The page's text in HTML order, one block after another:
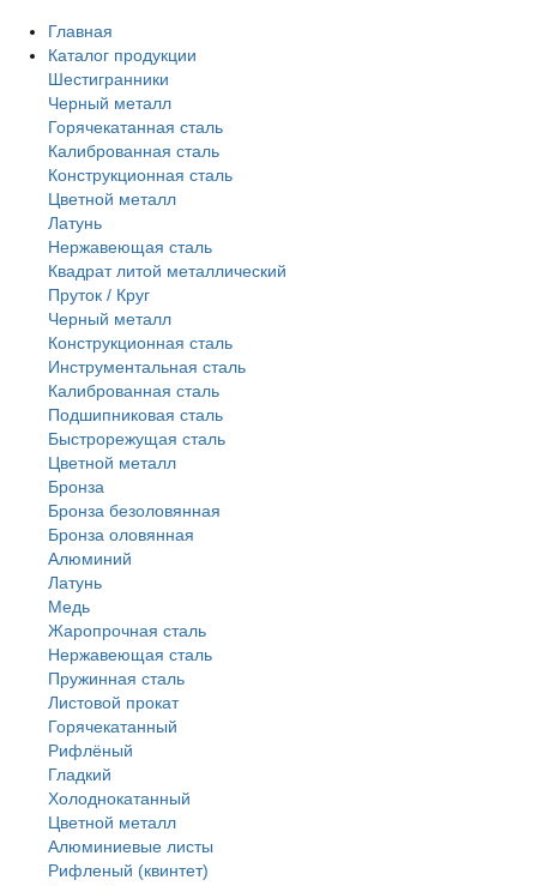
Главная
Каталог продукции
Шестигранники
Черный металл
Горячекатанная сталь
Калиброванная сталь
Конструкционная сталь
Цветной металл
Латунь
Нержавеющая сталь
Квадрат литой металлический
Пруток / Круг
Черный металл
Конструкционная сталь
Инструментальная сталь
Калиброванная сталь
Подшипниковая сталь
Быстрорежущая сталь
Цветной металл
Бронза
Бронза безоловянная
Бронза оловянная
Алюминий
Латунь
Медь
Жаропрочная сталь
Нержавеющая сталь
Пружинная сталь
Листовой прокат
Горячекатанный
Рифлёный
Гладкий
Холоднокатанный
Цветной металл
Алюминиевые листы
Рифленый (квинтет)